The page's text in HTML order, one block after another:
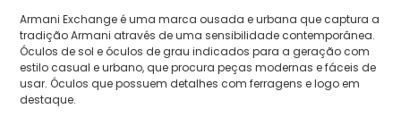
Armani Exchange é uma marca ousada e urbana que captura a
tradição Armani através de uma sensibilidade contemporânea.
Óculos de sol e óculos de grau indicados para a geração com
estilo casual e urbano, que procura peças modernas e fáceis de
usar. Óculos que possuem detalhes com ferragens e logo em
destaque.